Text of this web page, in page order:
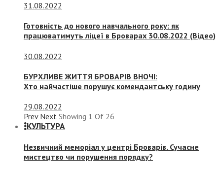
31.08.2022
Готовність до нового навчального року: як
працюватимуть ліцеї в Броварах 30.08.2022 (Відео)
30.08.2022
БУРХЛИВЕ ЖИТТЯ БРОВАРІВ ВНОЧІ:
Хто найчастіше порушує комендантську годину
29.08.2022
Prev Next Showing 1 Of 26
КУЛЬТУРА
Незвичний меморіал у центрі Броварів. Сучасне
мистецтво чи порушення порядку?